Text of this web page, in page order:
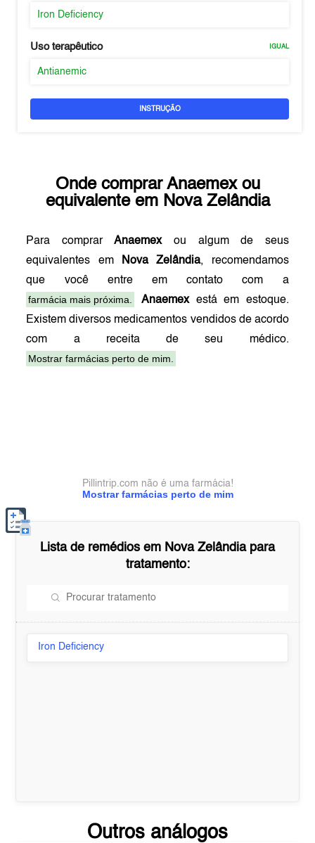
Iron Deficiency
Uso terapêutico IGUAL
Antianemic
INSTRUÇÃO
Onde comprar Anaemexou
equivalente em Nova Zelândia
Para comprarAnaemexou algum de seus
equivalentes em
Nova Zelândia, recomendamos
que você entre em contato com a
farmácia mais próxima.
Anaemexestá em estoque.
Existem diversos medicamentos vendidos de acordo
com a receita de seu médico.
Mostrar farmácias perto de mim.
Mostrar farmácias perto de mim
Pillintrip.com não é uma farmácia!
Lista de remédios em Nova Zelândiapara
tratamento:
Iron Deficiency
Outros análogos